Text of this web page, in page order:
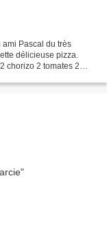
Pascal du très
délicieuse pizza.
chorizo 2 tomates 2